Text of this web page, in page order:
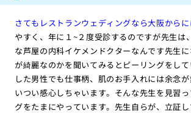
さてもレストランウェディングなら大阪から
やすく、年に１~２度受診するのですが先生は
な芦屋の内科イケメンドクターなんです先生
が綺麗なのかを聞いてみるとピーリングをし
した男性でも仕事柄、肌のお手入れには余念
いつい感心しちゃいます。そんな先生を見習
グをたまにやっています。先生自らが、立証